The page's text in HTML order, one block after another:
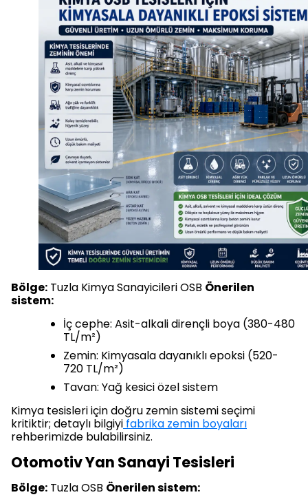
Bölge: Tuzla Kimya Sanayicileri OSB Önerilen
sistem:
İç cephe: Asit-alkali dirençli boya (380-480
TL/m²)
Zemin: Kimyasala dayanıklı epoksi (520-
720 TL/m²)
Tavan: Yağ kesici özel sistem
Kimya tesisleri için doğru zemin sistemi seçimi
kritiktir; detaylı bilgiyi fabrika zemin boyaları
rehberimizde bulabilirsiniz.
Otomotiv Yan Sanayi Tesisleri
Bölge: Tuzla OSB Önerilen sistem: